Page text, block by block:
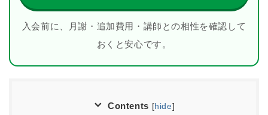
入会前に、月謝・追加費用・講師との相性を確認して
おくと安心です。
Contents [hide]